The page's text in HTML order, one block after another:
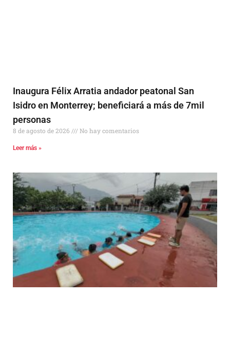
Inaugura Félix Arratia andador peatonal San
Isidro en Monterrey; beneficiará a más de 7mil
personas
8 de agosto de 2026 No hay comentarios
Leer más »